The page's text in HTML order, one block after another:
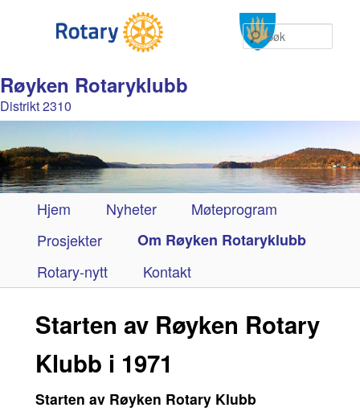
Røyken Rotaryklubb
Distrikt 2310
Søk
Hovedmeny
Gå
direkte
til
Hjem Nyheter
Møteprogram
Prosjekter
Om Røyken Rotaryklubb
Rotary-nytt
Kontakt
Starten av Røyken Rotary
Klubb i 1971
Starten av Røyken Rotary Klubb